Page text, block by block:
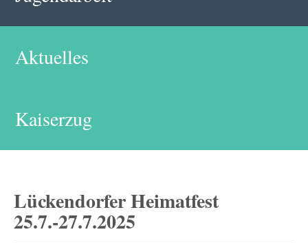
Aktuelles
Kaiserzug
Lückendorfer Heimatfest
25.7.-27.7.2025